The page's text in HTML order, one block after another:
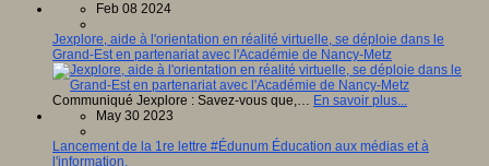
Feb 08 2024
Jexplore, aide à l'orientation en réalité virtuelle, se déploie dans le
Grand-Est en partenariat avec l'Académie de Nancy-Metz
Communiqué Jexplore : Savez-vous que,… En savoir plus...
May 30 2023
Lancement de la 1re lettre #Édunum Éducation aux médias et à
l'information.